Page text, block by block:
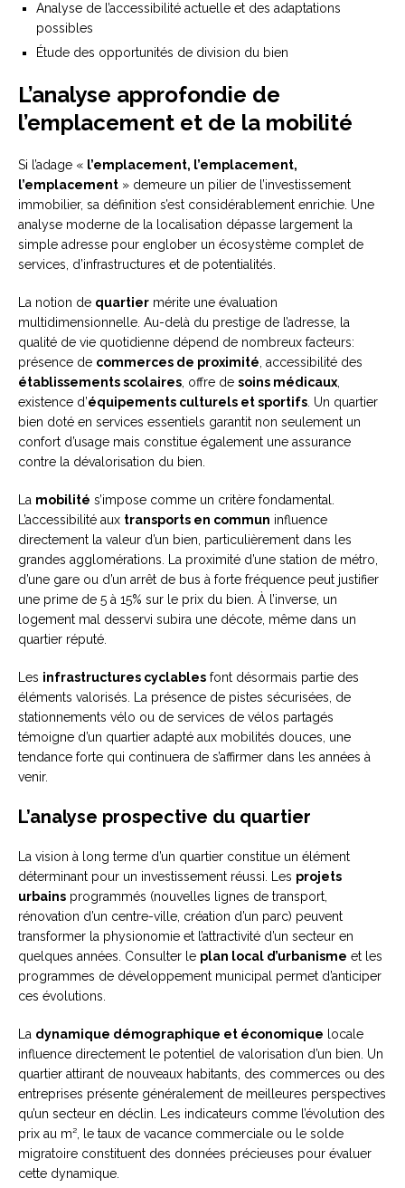
Analyse de l’accessibilité actuelle et des adaptations
possibles
Étude des opportunités de division du bien
L’analyse approfondie de
l’emplacement et de la mobilité
Si l’adage « l’emplacement, l’emplacement,
l’emplacement » demeure un pilier de l’investissement
immobilier, sa définition s’est considérablement enrichie. Une
analyse moderne de la localisation dépasse largement la
simple adresse pour englober un écosystème complet de
services, d’infrastructures et de potentialités.
La notion de quartier mérite une évaluation
multidimensionnelle. Au-delà du prestige de l’adresse, la
qualité de vie quotidienne dépend de nombreux facteurs:
présence de commerces de proximité, accessibilité des
établissements scolaires, offre de soins médicaux,
existence d’équipements culturels et sportifs. Un quartier
bien doté en services essentiels garantit non seulement un
confort d’usage mais constitue également une assurance
contre la dévalorisation du bien.
La mobilité s’impose comme un critère fondamental.
L’accessibilité aux transports en commun influence
directement la valeur d’un bien, particulièrement dans les
grandes agglomérations. La proximité d’une station de métro,
d’une gare ou d’un arrêt de bus à forte fréquence peut justifier
une prime de 5 à 15% sur le prix du bien. À l’inverse, un
logement mal desservi subira une décote, même dans un
quartier réputé.
Les infrastructures cyclables font désormais partie des
éléments valorisés. La présence de pistes sécurisées, de
stationnements vélo ou de services de vélos partagés
témoigne d’un quartier adapté aux mobilités douces, une
tendance forte qui continuera de s’affirmer dans les années à
venir.
L’analyse prospective du quartier
La vision à long terme d’un quartier constitue un élément
déterminant pour un investissement réussi. Les projets
urbains programmés (nouvelles lignes de transport,
rénovation d’un centre-ville, création d’un parc) peuvent
transformer la physionomie et l’attractivité d’un secteur en
quelques années. Consulter le plan local d’urbanisme et les
programmes de développement municipal permet d’anticiper
ces évolutions.
La dynamique démographique et économique locale
influence directement le potentiel de valorisation d’un bien. Un
quartier attirant de nouveaux habitants, des commerces ou des
entreprises présente généralement de meilleures perspectives
qu’un secteur en déclin. Les indicateurs comme l’évolution des
prix au m², le taux de vacance commerciale ou le solde
migratoire constituent des données précieuses pour évaluer
cette dynamique.